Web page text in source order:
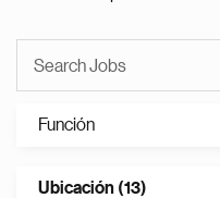
Función
Ubicación (13)